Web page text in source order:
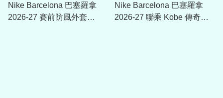
Nike Barcelona 巴塞羅拿
2026-27 賽前防風外套
Nike Barcelona 巴塞羅拿
2026-27 聯乘 Kobe 傳奇防